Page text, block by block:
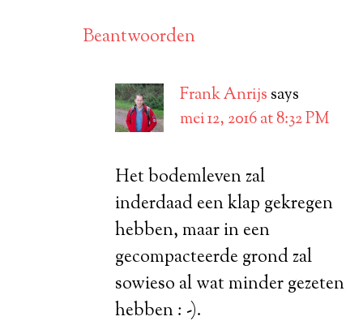
Beantwoorden
Frank Anrijs says
mei 12, 2016 at 8:32 PM
Het bodemleven zal
inderdaad een klap gekregen
hebben, maar in een
gecompacteerde grond zal
sowieso al wat minder gezeten
hebben : -).